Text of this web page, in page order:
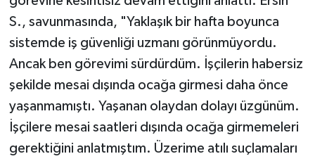
S., savunmasında, "Yaklaşık bir hafta boyunca
sistemde iş güvenliği uzmanı görünmüyordu.
Ancak ben görevimi sürdürdüm. İşçilerin habersiz
şekilde mesai dışında ocağa girmesi daha önce
yaşanmamıştı. Yaşanan olaydan dolayı üzgünüm.
İşçilere mesai saatleri dışında ocağa girmemeleri
gerektiğini anlatmıştım. Üzerime atılı suçlamaları